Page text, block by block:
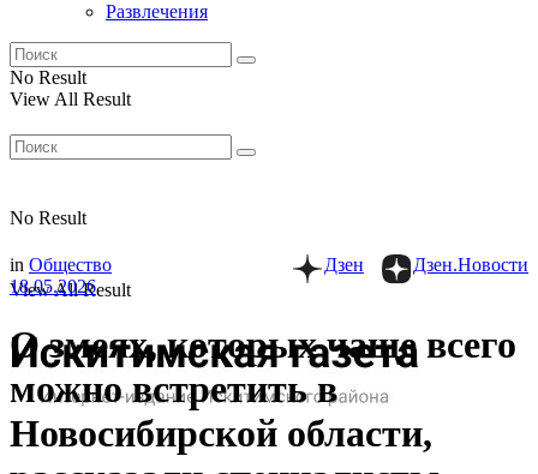
Развлечения
No Result
View All Result
No Result
View All Result
Дзен.Новости
Дзен
in Общество
18.05.2026
О змеях, которых чаще всего
можно встретить в
Новосибирской области,